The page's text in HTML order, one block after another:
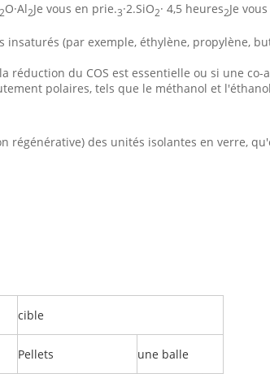
2O·Al2Je vous en prie.3·2.SiO2· 4,5 heures2Je
insaturés (par exemple, éthylène, propylène,
réduction du COS est essentielle ou si une
polaires, tels que le méthanol et l'éthanol
régénérative) des unités isolantes en verre,
cible
Pellets une balle